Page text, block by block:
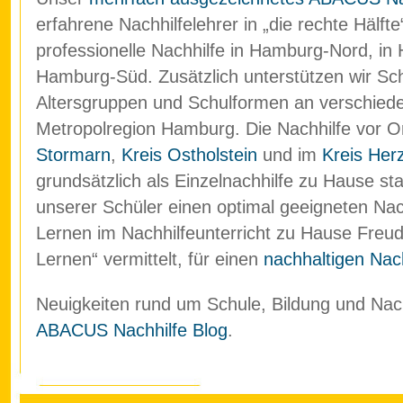
erfahrene Nachhilfelehrer in „die rechte
professionelle Nachhilfe in Hamburg-Nord, in
Hamburg-Süd. Zusätzlich unterstützen wir
Altersgruppen und Schulformen an
Metropolregion Hamburg. Die Nachhilfe vor
Stormarn, Kreis Ostholstein und im Kreis
grundsätzlich als Einzelnachhilfe zu Hause
unserer Schüler einen optimal geeigneten
Lernen im Nachhilfeunterricht zu Hause
Lernen“ vermittelt, für einen nachhaltigen
Neuigkeiten rund um Schule, Bildung und
ABACUS Nachhilfe Blog.